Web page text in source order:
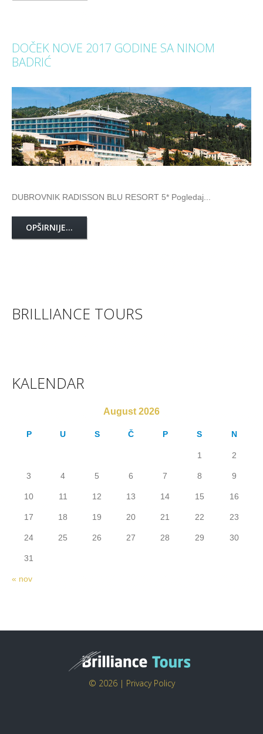
DOČEK NOVE 2017 GODINE SA NINOM
BADRIĆ
DUBROVNIK RADISSON BLU RESORT 5* Pogledaj...
OPŠIRNIJE...
BRILLIANCE TOURS
KALENDAR
August 2026
P U S Č P S N
« nov
1 2
3 4 5 6 7 8 9
10 11 12 13 14 15 16
17 18 19 20 21 22 23
24 25 26 27 28 29 30
31
© 2026 | Privacy Policy